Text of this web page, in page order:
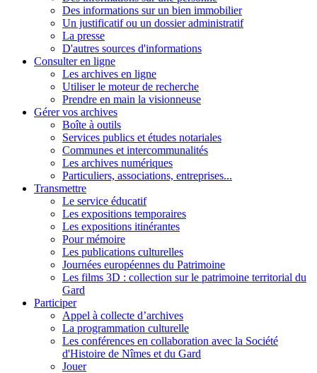
Des informations sur un bien immobilier
Un justificatif ou un dossier administratif
La presse
D'autres sources d'informations
Consulter en ligne
Les archives en ligne
Utiliser le moteur de recherche
Prendre en main la visionneuse
Gérer vos archives
Boîte à outils
Services publics et études notariales
Communes et intercommunalités
Les archives numériques
Particuliers, associations, entreprises...
Transmettre
Le service éducatif
Les expositions temporaires
Les expositions itinérantes
Pour mémoire
Les publications culturelles
Journées européennes du Patrimoine
Les films 3D : collection sur le patrimoine territorial du
Gard
Participer
Appel à collecte d’archives
La programmation culturelle
Les conférences en collaboration avec la Société
d'Histoire de Nîmes et du Gard
Jouer